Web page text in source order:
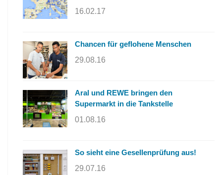
16.02.17
Chancen für geflohene Menschen
29.08.16
Aral und REWE bringen den
Supermarkt in die Tankstelle
01.08.16
So sieht eine Gesellenprüfung aus!
29.07.16